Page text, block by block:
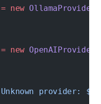
= new OllamaProvider
= new OpenAIProvider
provider: ${